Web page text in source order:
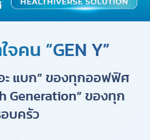
ใจคน “GEN Y”
ะ แบก” ของทุกออฟฟิศ
Generation” ของทุก
บครัว